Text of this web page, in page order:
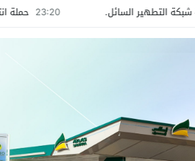
23:20 حملة انتخابية سابقة